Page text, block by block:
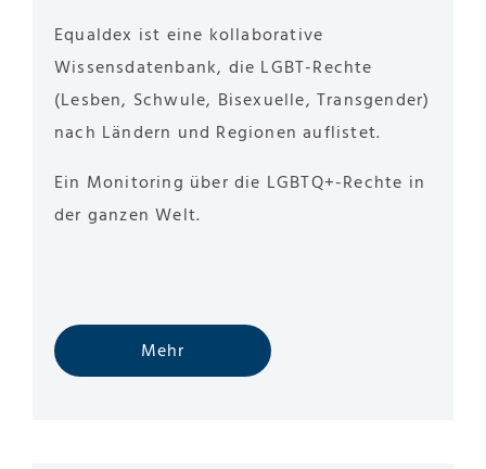
Equaldex ist eine kollaborative
Wissensdatenbank, die LGBT-Rechte
(Lesben, Schwule, Bisexuelle, Transgender)
nach Ländern und Regionen auflistet.
Ein Monitoring über die LGBTQ+-Rechte in
der ganzen Welt.
Mehr